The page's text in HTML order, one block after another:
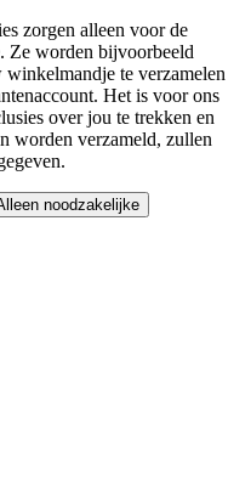
zorgen alleen voor de
Ze worden bijvoorbeeld
te verzamelen
Het is voor ons
over jou te trekken en
worden verzameld, zullen
noodzakelijke